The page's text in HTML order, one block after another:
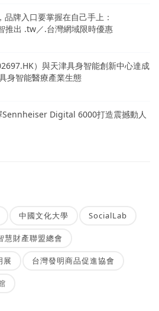
品牌入口要掌握在自己手上：
推出 .tw／.台灣網域限時優惠
）與天津具身智能創新中心達成
身智能醫療產業生態
Sennheiser Digital 6000打造震撼動人
中國文化大學 SocialLab
慧財產聯盟總會
展 台灣發明商品促進協會